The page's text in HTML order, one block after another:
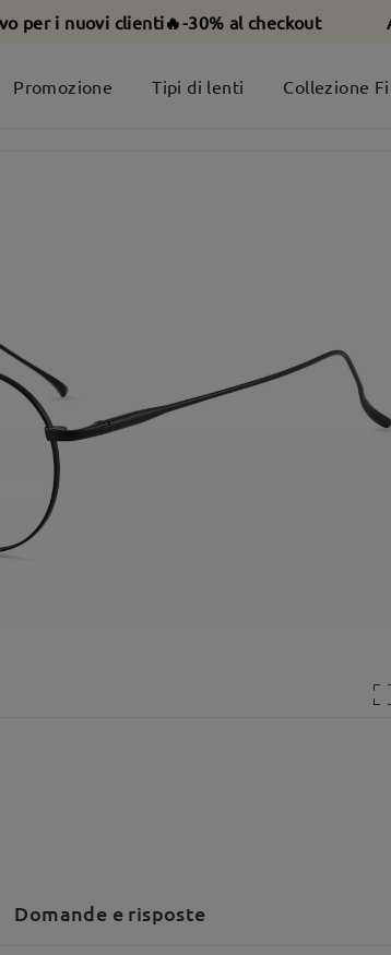
per i nuovi clienti🔥-30% al checkout
Promozione Tipi di lenti Collezione
Domande e risposte